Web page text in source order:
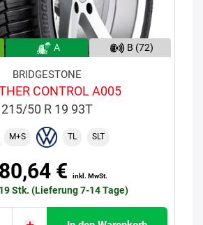
A B (72)
BRIDGESTONE
CONTROL A005
215/50 R 19 93T
M+S TL SLT
€ inkl. MwSt.
Stk. (Lieferung 7-14 Tage)